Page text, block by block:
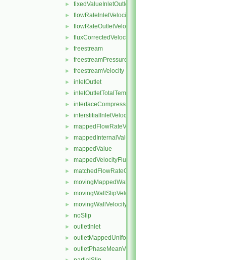
► fixedValueInletOutlet
► flowRateInletVelocity
► flowRateOutletVelocity
► fluxCorrectedVelocity
► freestream
► freestreamPressure
► freestreamVelocity
► inletOutlet
► inletOutletTotalTemperature
► interfaceCompression
► interstitialInletVelocity
► mappedFlowRateVelocity
► mappedInternalValue
► mappedValue
► mappedVelocityFlux
► matchedFlowRateOutletVelocity
► movingMappedWallVelocity
► movingWallSlipVelocity
► movingWallVelocity
► noSlip
► outletInlet
► outletMappedUniformInlet
► outletPhaseMeanVelocity